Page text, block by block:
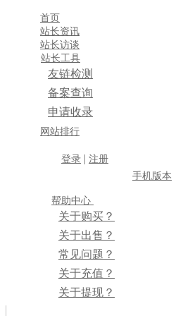
首页
站长资讯
站长访谈
站长工具
友链检测
备案查询
申请收录
网站排行
登录 | 注册
帮助中心
关于购买？
关于出售？
常见问题？
关于充值？
关于提现？
手机版本
×